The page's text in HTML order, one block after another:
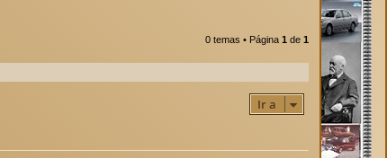
0 temas • Página 1 de 1
Ir a